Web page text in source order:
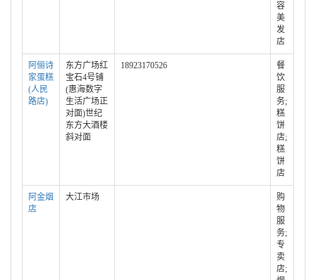
容
美
发
店
阿俪诗
家蛋糕
(人民
路店)
东方广场红
宝石4号铺
(惠海数字
生活广场正
对面)世纪
东方大酒楼
斜对面
18923170526
餐
饮
服
务;
糕
饼
店;
糕
饼
店
阿金烟
店
大江市场
购
物
服
务;
专
卖
店;